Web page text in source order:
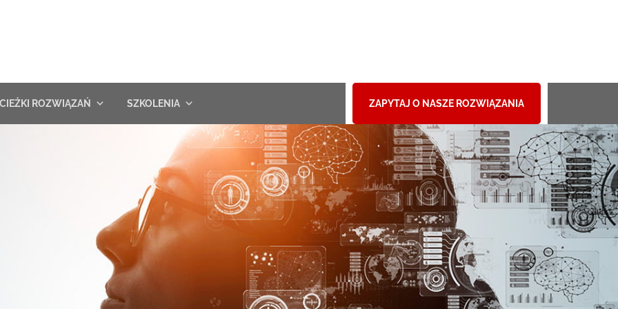
ROZWIĄZAŃ SZKOLENIA ZAPYTAJ O NASZE ROZWIĄZANIA